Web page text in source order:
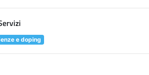
e doping